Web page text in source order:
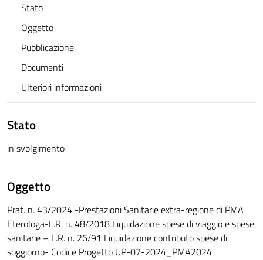
Stato
Oggetto
Pubblicazione
Documenti
Ulteriori informazioni
Stato
in svolgimento
Oggetto
Prat. n. 43/2024 -Prestazioni Sanitarie extra-regione di PMA
Eterologa-L.R. n. 48/2018 Liquidazione spese di viaggio e spese
sanitarie – L.R. n. 26/91 Liquidazione contributo spese di
soggiorno- Codice Progetto UP-07-2024_PMA2024